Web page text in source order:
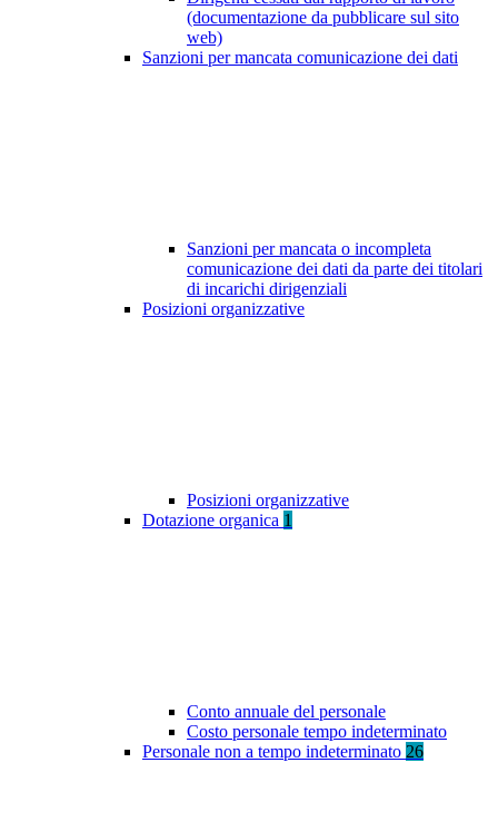
(documentazione da pubblicare sul sito
web)
Sanzioni per mancata comunicazione dei dati
Sanzioni per mancata o incompleta
comunicazione dei dati da parte dei titolari
di incarichi dirigenziali
Posizioni organizzative
Posizioni organizzative
Dotazione organica 1
Conto annuale del personale
Costo personale tempo indeterminato
Personale non a tempo indeterminato 26